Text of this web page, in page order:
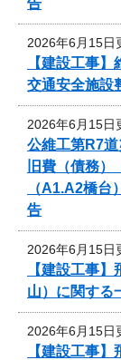
2026年6月15日
【建設工事
交通安全施設
2026年6月15日
公維工第R7
旧費（債務
（A1.A2橋台
告
2026年6月15日
【建設工事
山）に関する
2026年6月15日
【建設工事